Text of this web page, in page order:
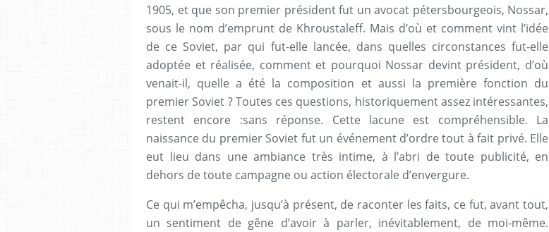
1905, et que son premier président fut un avocat pétersbourgeois, Nossar,
sous le nom d’emprunt de Khroustaleff. Mais d’où et comment vint l’idée
de ce Soviet, par qui fut-elle lancée, dans quelles circonstances fut-elle
adoptée et réalisée, comment et pourquoi Nossar devint président, d’où
venait-il, quelle a été la composition et aussi la première fonction du
premier Soviet ? Toutes ces questions, historiquement assez intéressantes,
restent encore :sans réponse. Cette lacune est compréhensible. La
naissance du premier Soviet fut un événement d’ordre tout à fait privé. Elle
eut lieu dans une ambiance très intime, à l’abri de toute publicité, en
dehors de toute campagne ou action électorale d’envergure.
Ce qui m’empêcha, jusqu’à présent, de raconter les faits, ce fut, avant tout,
un sentiment de gêne d’avoir à parler, inévitablement, de moi-même.